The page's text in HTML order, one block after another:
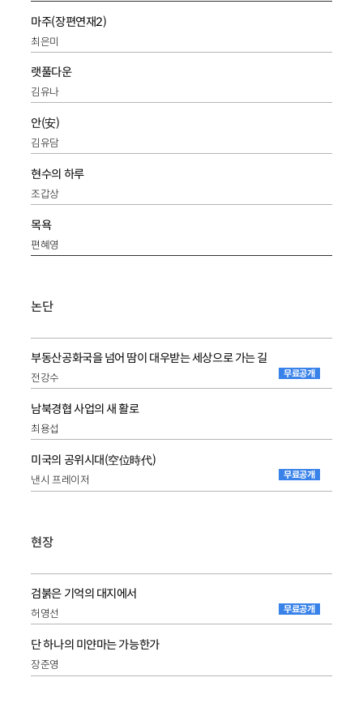
마주(장편연재2)
최은미
랫풀다운
김유나
안(安)
김유담
현수의 하루
조갑상
목욕
편혜영
논단
부동산공화국을 넘어 땀이 대우받는 세상으로 가는 길
전강수 무료공개
남북경협 사업의 새 활로
최용섭
미국의 공위시대(空位時代)
낸시 프레이저 무료공개
현장
검붉은 기억의 대지에서
허영선 무료공개
단 하나의 미얀마는 가능한가
장준영